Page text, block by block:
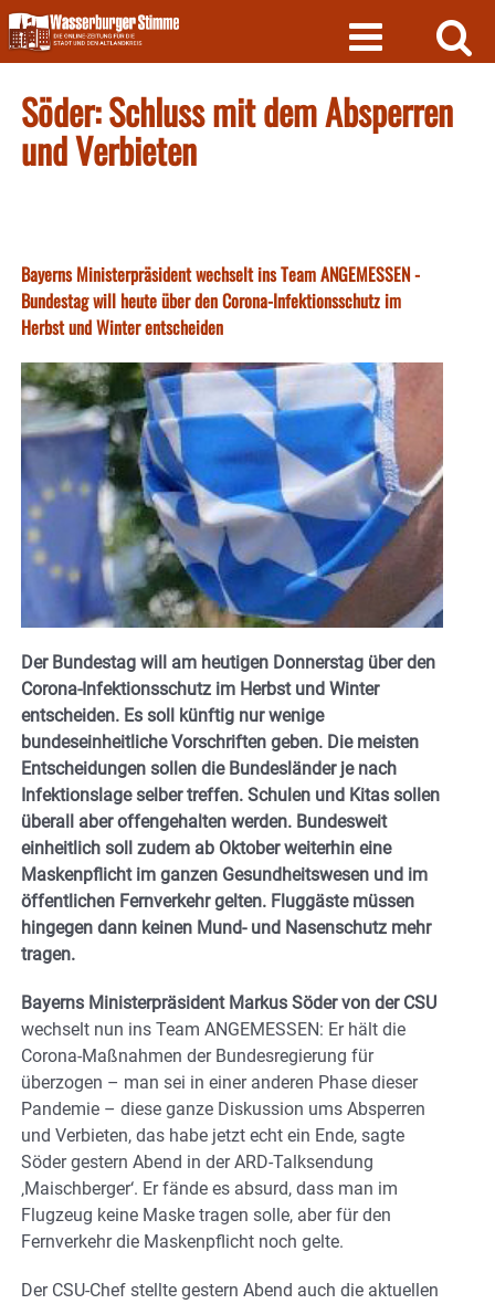
Skip
to
content
Söder: Schluss mit dem Absperren
und Verbieten
Bayerns Ministerpräsident wechselt ins Team ANGEMESSEN -
Bundestag will heute über den Corona-Infektionsschutz im
Herbst und Winter entscheiden
Der Bundestag will am heutigen Donnerstag über den
Corona-Infektionsschutz im Herbst und Winter
entscheiden. Es soll künftig nur wenige
bundeseinheitliche Vorschriften geben. Die meisten
Entscheidungen sollen die Bundesländer je nach
Infektionslage selber treffen. Schulen und Kitas sollen
überall aber offengehalten werden. Bundesweit
einheitlich soll zudem ab Oktober weiterhin eine
Maskenpflicht im ganzen Gesundheitswesen und im
öffentlichen Fernverkehr gelten. Fluggäste müssen
hingegen dann keinen Mund- und Nasenschutz mehr
tragen.
Bayerns Ministerpräsident Markus Söder von der CSU
wechselt nun ins Team ANGEMESSEN: Er hält die
Corona-Maßnahmen der Bundesregierung für
überzogen – man sei in einer anderen Phase dieser
Pandemie – diese ganze Diskussion ums Absperren
und Verbieten, das habe jetzt echt ein Ende, sagte
Söder gestern Abend in der ARD-Talksendung
‚Maischberger‘. Er fände es absurd, dass man im
Flugzeug keine Maske tragen solle, aber für den
Fernverkehr die Maskenpflicht noch gelte.
Der CSU-Chef stellte gestern Abend auch die aktuellen